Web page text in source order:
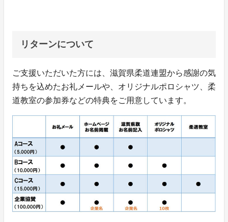
リターンについて
ご支援いただいた方には、滋賀県柔道連盟から感謝の気
持ちを込めたお礼メールや、オリジナルポロシャツ、柔
道教室の参加券などの特典をご用意しています。